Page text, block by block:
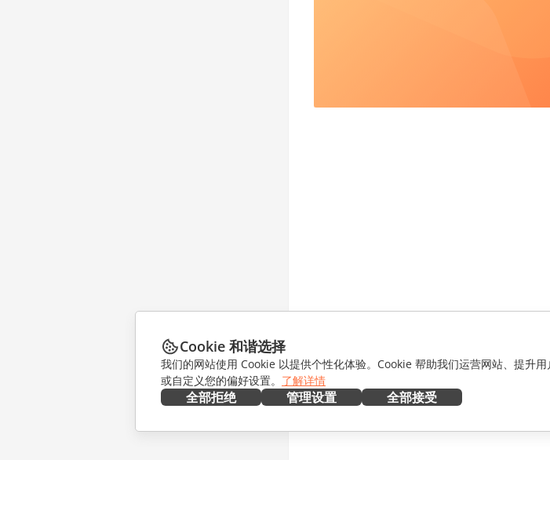
Cookie 和谐选择
我们的网站使用 Cookie 以提供个性化体验。Cookie 帮助我们运营网站、提升
或自定义您的偏好设置。 了解详情
全部拒绝 管理设置 全部接受